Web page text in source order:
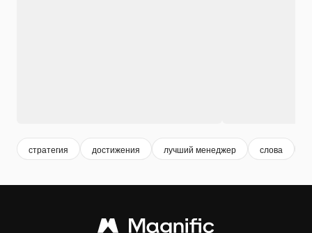
стратегия достижения лучший менеджер слова